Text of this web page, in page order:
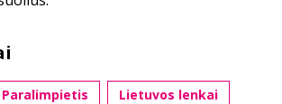
Paralimpietis Lietuvos lenkai